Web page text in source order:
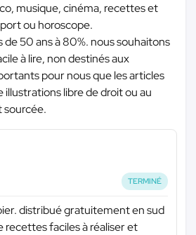
musique, cinéma, recettes et
ou horoscope.
50 ans à 80%. nous souhaitons
à lire, non destinés aux
pour nous que les articles
illustrations libre de droit ou au
sourcée.
TERMINÉ
distribué gratuitement en sud
recettes faciles à réaliser et